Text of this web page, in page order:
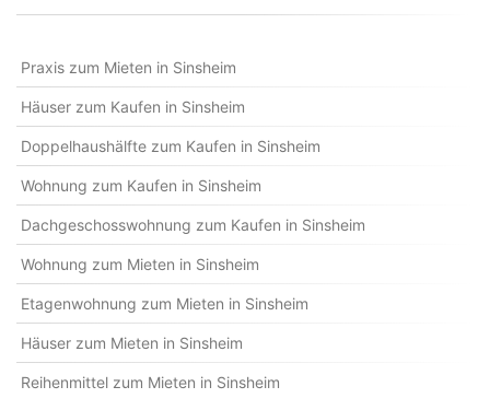
Praxis zum Mieten in Sinsheim
Häuser zum Kaufen in Sinsheim
Doppelhaushälfte zum Kaufen in Sinsheim
Wohnung zum Kaufen in Sinsheim
Dachgeschosswohnung zum Kaufen in Sinsheim
Wohnung zum Mieten in Sinsheim
Etagenwohnung zum Mieten in Sinsheim
Häuser zum Mieten in Sinsheim
Reihenmittel zum Mieten in Sinsheim